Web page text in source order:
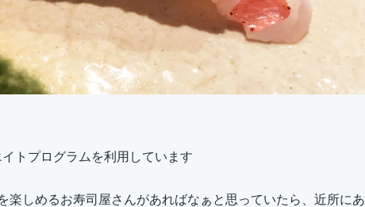
トプログラムを利用しています
楽しめるお寿司屋さんがあればなぁと思っていたら、近所にあ